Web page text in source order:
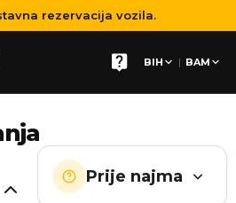
rezervacija vozila.
BIH | BAM
Prije najma